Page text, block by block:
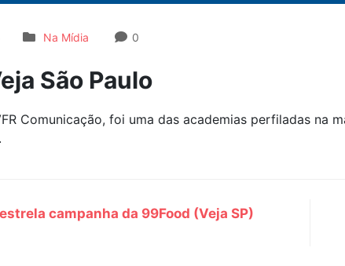
Na Mídia 0
São Paulo
Comunicação, foi uma das academias perfiladas na
.
campanha da 99Food (Veja SP)